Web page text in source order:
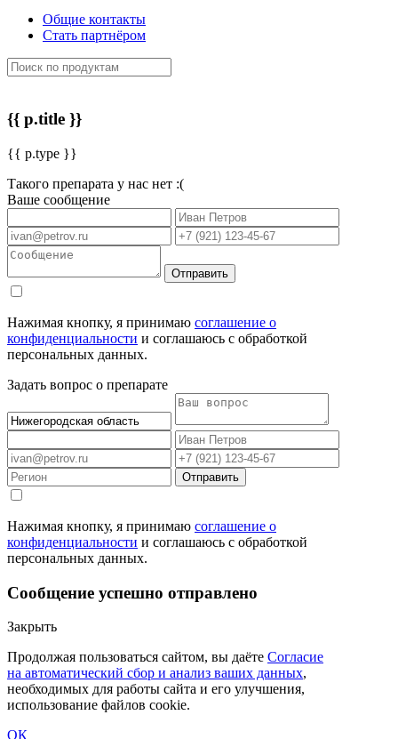
Общие контакты
Стать партнёром
{{ p.title }}
{{ p.type }}
Такого препарата у нас нет :(
Ваше сообщение
Отправить
Нажимая кнопку, я принимаю соглашение о
конфиденциальности и соглашаюсь с обработкой
персональных данных.
Задать вопрос о препарате
Отправить
Нажимая кнопку, я принимаю соглашение о
конфиденциальности и соглашаюсь с обработкой
персональных данных.
Сообщение успешно отправлено
Закрыть
Продолжая пользоваться сайтом, вы даёте Согласие
на автоматический сбор и анализ ваших данных,
необходимых для работы сайта и его улучшения,
использование файлов cookie.
ОК